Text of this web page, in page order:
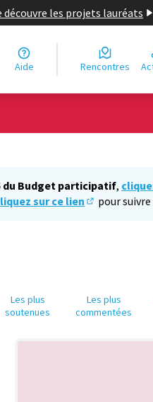
découvre les projets lauréats
Aide Rencontres
du Budget participatif,
sur ce lien
pour
Les plus
soutenues
Les plus
commentées